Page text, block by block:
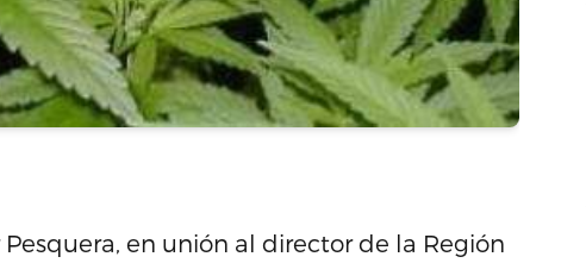
en unión al director de la Región